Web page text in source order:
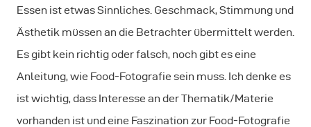
Essen ist etwas Sinnliches. Geschmack, Stimmung und
Ästhetik müssen an die Betrachter übermittelt werden.
Es gibt kein richtig oder falsch, noch gibt es eine
Anleitung, wie Food-Fotografie sein muss. Ich denke es
ist wichtig, dass Interesse an der Thematik/Materie
vorhanden ist und eine Faszination zur Food-Fotografie